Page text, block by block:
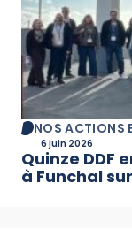
NOS ACTIONS
6 juin 2026
Quinze DDF
à Funchal